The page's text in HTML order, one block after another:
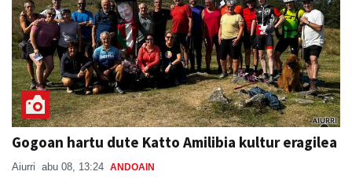
Gogoan hartu dute Katto Amilibia kultur eragilea
Aiurri abu 08, 13:24 ANDOAIN